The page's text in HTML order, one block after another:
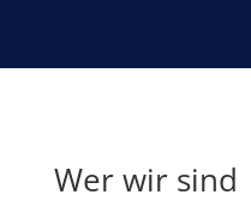
Wer wir sind